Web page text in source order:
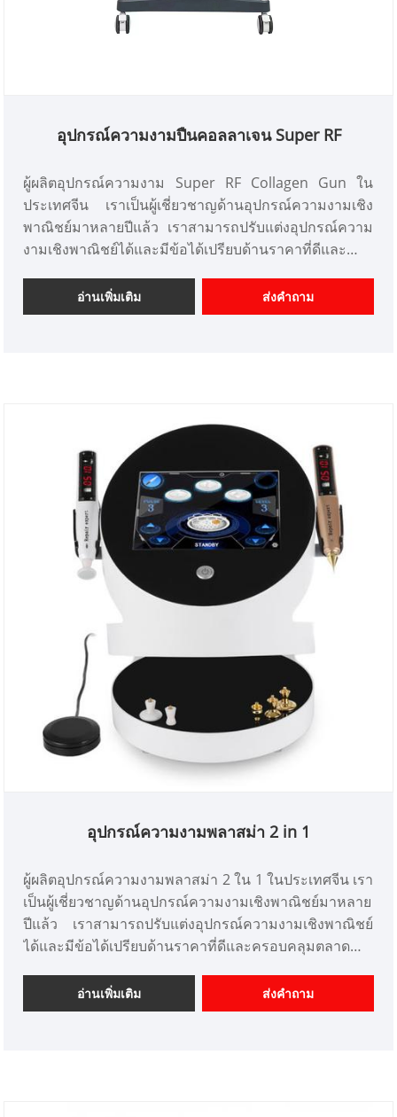
อุปกรณ์ความงามปืนคอลลาเจน Super RF
ผู้ผลิตอุปกรณ์ความงาม Super RF Collagen Gun ใน
ประเทศจีน เราเป็นผู้เชี่ยวชาญด้านอุปกรณ์ความงามเชิง
พาณิชย์มาหลายปีแล้ว เราสามารถปรับแต่งอุปกรณ์ความ
งามเชิงพาณิชย์ได้และมีข้อได้เปรียบด้านราคาที่ดีและ
จำหน่ายอุปกรณ์เสริมความงามระดับมืออาชีพในประเทศ
จีน
อ่านเพิ่มเติม ส่งคำถาม
อุปกรณ์ความงามพลาสม่า 2 in 1
ผู้ผลิตอุปกรณ์ความงามพลาสม่า 2 ใน 1 ในประเทศจีน เรา
เป็นผู้เชี่ยวชาญด้านอุปกรณ์ความงามเชิงพาณิชย์มาหลาย
ปีแล้ว เราสามารถปรับแต่งอุปกรณ์ความงามเชิงพาณิชย์
ได้และมีข้อได้เปรียบด้านราคาที่ดีและครอบคลุมตลาด
ความงามระดับมืออาชีพในประเทศจีน
อ่านเพิ่มเติม ส่งคำถาม